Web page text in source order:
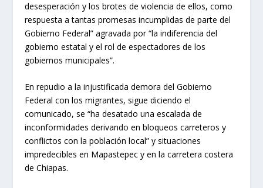
desesperación y los brotes de violencia de ellos, como
respuesta a tantas promesas incumplidas de parte del
Gobierno Federal” agravada por “la indiferencia del
gobierno estatal y el rol de espectadores de los
gobiernos municipales”.
En repudio a la injustificada demora del Gobierno
Federal con los migrantes, sigue diciendo el
comunicado, se “ha desatado una escalada de
inconformidades derivando en bloqueos carreteros y
conflictos con la población local” y situaciones
impredecibles en Mapastepec y en la carretera costera
de Chiapas.